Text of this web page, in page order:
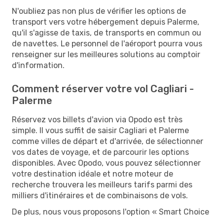
N'oubliez pas non plus de vérifier les options de
transport vers votre hébergement depuis Palerme,
qu'il s'agisse de taxis, de transports en commun ou
de navettes. Le personnel de l'aéroport pourra vous
renseigner sur les meilleures solutions au comptoir
d'information.
Comment réserver votre vol Cagliari -
Palerme
Réservez vos billets d'avion via Opodo est très
simple. Il vous suffit de saisir Cagliari et Palerme
comme villes de départ et d'arrivée, de sélectionner
vos dates de voyage, et de parcourir les options
disponibles. Avec Opodo, vous pouvez sélectionner
votre destination idéale et notre moteur de
recherche trouvera les meilleurs tarifs parmi des
milliers d'itinéraires et de combinaisons de vols.
De plus, nous vous proposons l'option « Smart Choice